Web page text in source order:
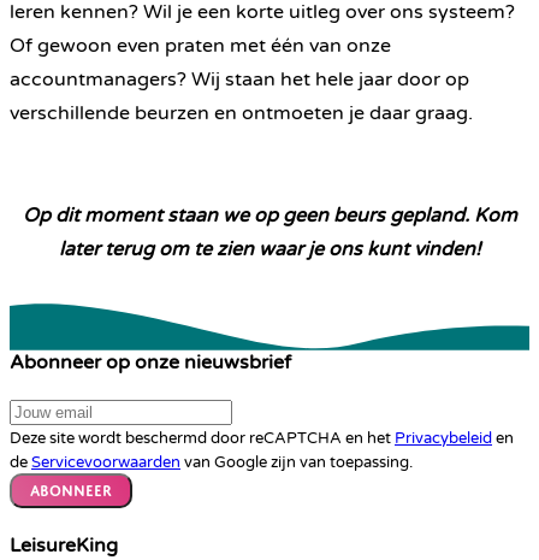
leren kennen? Wil je een korte uitleg over ons systeem?
Of gewoon even praten met één van onze
accountmanagers? Wij staan het hele jaar door op
verschillende beurzen en ontmoeten je daar graag.
Op dit moment staan we op geen beurs gepland. Kom
later terug om te zien waar je ons kunt vinden!
Abonneer op onze nieuwsbrief
Deze site wordt beschermd door reCAPTCHA en het Privacybeleid en
deServicevoorwaarden van Google zijn van toepassing.
Abonneer
LeisureKing